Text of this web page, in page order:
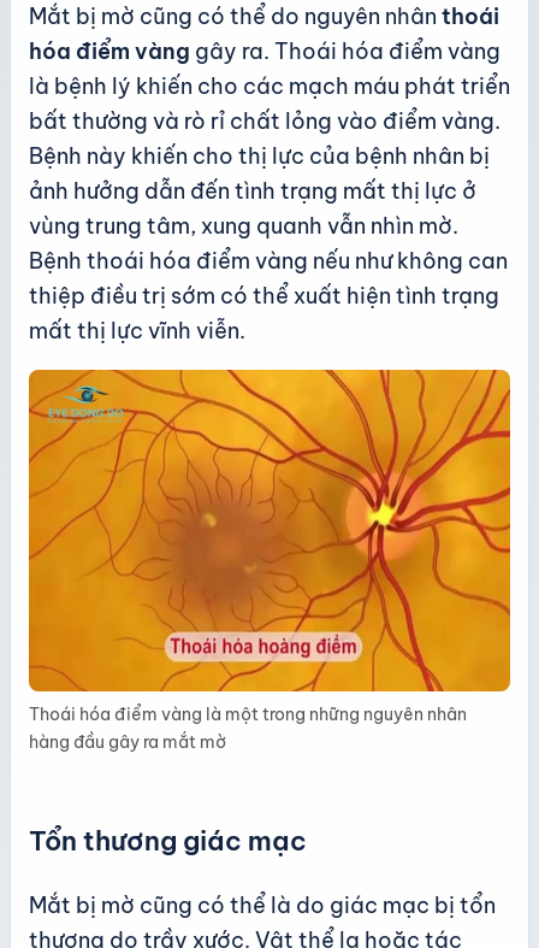
Mắt bị mờ cũng có thể do nguyên nhân thoái
hóa điểm vàng gây ra. Thoái hóa điểm vàng
là bệnh lý khiến cho các mạch máu phát triển
bất thường và rò rỉ chất lỏng vào điểm vàng.
Bệnh này khiến cho thị lực của bệnh nhân bị
ảnh hưởng dẫn đến tình trạng mất thị lực ở
vùng trung tâm, xung quanh vẫn nhìn mờ.
Bệnh thoái hóa điểm vàng nếu như không can
thiệp điều trị sớm có thể xuất hiện tình trạng
mất thị lực vĩnh viễn.
Thoái hóa điểm vàng là một trong những nguyên nhân
hàng đầu gây ra mắt mờ
Tổn thương giác mạc
Mắt bị mờ cũng có thể là do giác mạc bị tổn
thương do trầy xước. Vật thể lạ hoặc tác